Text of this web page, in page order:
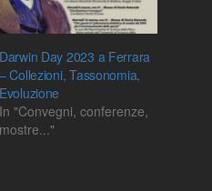
Darwin Day 2023 a Ferrara
– Collezioni, Tassonomia,
Evoluzione
In "Convegni, conferenze,
mostre..."